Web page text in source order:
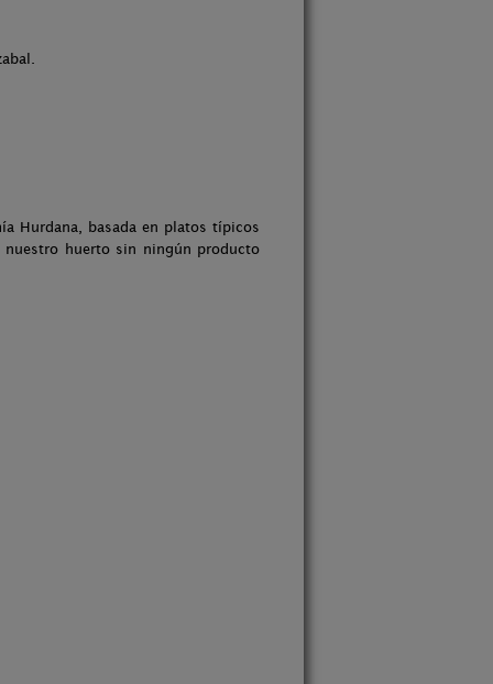
Hurdana, basada en platos típicos
huerto sin ningún producto